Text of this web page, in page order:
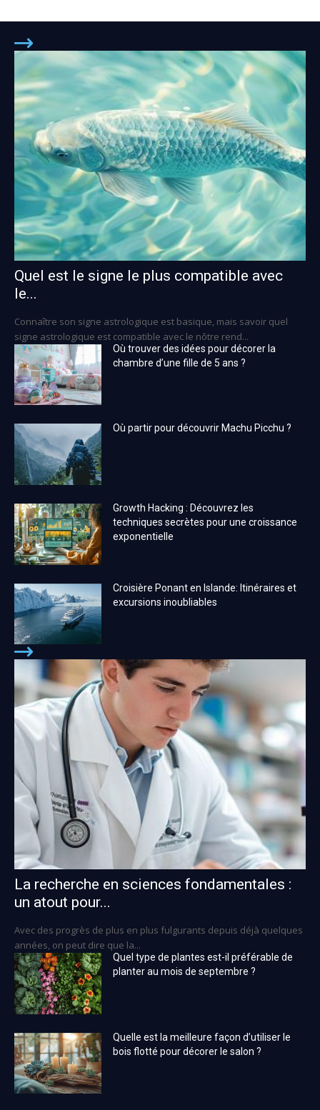
Quel est le signe le plus compatible avec
le...
Connaître son signe astrologique est basique, mais savoir quel
signe astrologique est compatible avec le nôtre rend...
Où trouver des idées pour décorer la
chambre d’une fille de 5 ans ?
Où partir pour découvrir Machu Picchu ?
Growth Hacking : Découvrez les
techniques secrètes pour une croissance
exponentielle
Croisière Ponant en Islande: Itinéraires et
excursions inoubliables
La recherche en sciences fondamentales :
un atout pour...
Avec des progrès de plus en plus fulgurants depuis déjà quelques
années, on peut dire que la...
Quel type de plantes est-il préférable de
planter au mois de septembre ?
Quelle est la meilleure façon d’utiliser le
bois flotté pour décorer le salon ?